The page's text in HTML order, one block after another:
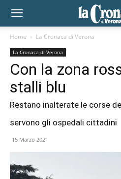
Home La Cronaca di Verona
La Cronaca di Verona
Con la zona
stalli blu
Restano inalterate le corse
servono gli ospedali cittadini
15 Marzo 2021